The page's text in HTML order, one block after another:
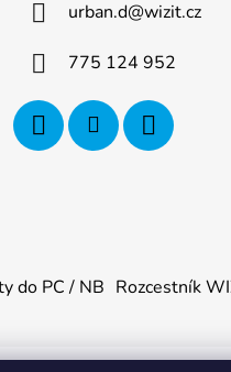
urban.d@wizit.cz
775 124 952
do PC / NB Rozcestník